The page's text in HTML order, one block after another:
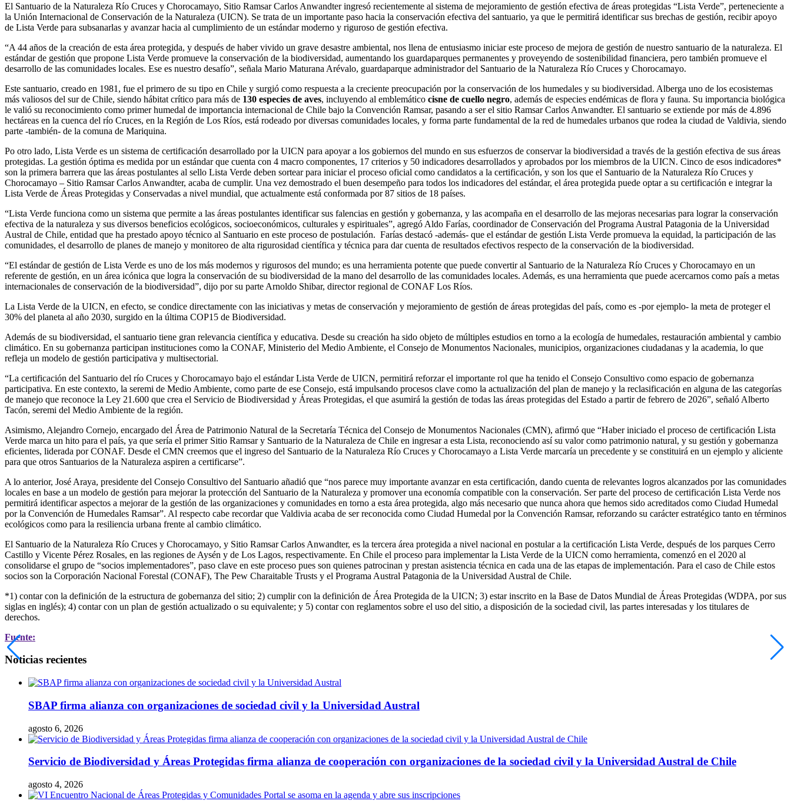
El Santuario de la Naturaleza Río Cruces y Chorocamayo, Sitio Ramsar Carlos Anwandter ingresó recientemente al sistema de mejoramiento de gestión efectiva de áreas protegidas “Lista Verde”, perteneciente a
la Unión Internacional de Conservación de la Naturaleza (UICN). Se trata de un importante paso hacia la conservación efectiva del santuario, ya que le permitirá identificar sus brechas de gestión, recibir apoyo
de Lista Verde para subsanarlas y avanzar hacia al cumplimiento de un estándar moderno y riguroso de gestión efectiva.
“A 44 años de la creación de esta área protegida, y después de haber vivido un grave desastre ambiental, nos llena de entusiasmo iniciar este proceso de mejora de gestión de nuestro santuario de la naturaleza. El
estándar de gestión que propone Lista Verde promueve la conservación de la biodiversidad, aumentando los guardaparques permanentes y proveyendo de sostenibilidad financiera, pero también promueve el
desarrollo de las comunidades locales. Ese es nuestro desafío”, señala Mario Maturana Arévalo, guardaparque administrador del Santuario de la Naturaleza Río Cruces y Chorocamayo.
Este santuario, creado en 1981, fue el primero de su tipo en Chile y surgió como respuesta a la creciente preocupación por la conservación de los humedales y su biodiversidad. Alberga uno de los ecosistemas
más valiosos del sur de Chile, siendo hábitat crítico para más de 130 especies de aves, incluyendo al emblemático cisne de cuello negro, además de especies endémicas de flora y fauna. Su importancia biológica
le valió su reconocimiento como primer humedal de importancia internacional de Chile bajo la Convención Ramsar, pasando a ser el sitio Ramsar Carlos Anwandter. El santuario se extiende por más de 4.896
hectáreas en la cuenca del río Cruces, en la Región de Los Ríos, está rodeado por diversas comunidades locales, y forma parte fundamental de la red de humedales urbanos que rodea la ciudad de Valdivia, siendo
parte -también- de la comuna de Mariquina.
Po otro lado, Lista Verde es un sistema de certificación desarrollado por la UICN para apoyar a los gobiernos del mundo en sus esfuerzos de conservar la biodiversidad a través de la gestión efectiva de sus áreas
protegidas. La gestión óptima es medida por un estándar que cuenta con 4 macro componentes, 17 criterios y 50 indicadores desarrollados y aprobados por los miembros de la UICN. Cinco de esos indicadores*
son la primera barrera que las áreas postulantes al sello Lista Verde deben sortear para iniciar el proceso oficial como candidatos a la certificación, y son los que el Santuario de la Naturaleza Río Cruces y
Chorocamayo – Sitio Ramsar Carlos Anwandter, acaba de cumplir. Una vez demostrado el buen desempeño para todos los indicadores del estándar, el área protegida puede optar a su certificación e integrar la
Lista Verde de Áreas Protegidas y Conservadas a nivel mundial, que actualmente está conformada por 87 sitios de 18 países.
“Lista Verde funciona como un sistema que permite a las áreas postulantes identificar sus falencias en gestión y gobernanza, y las acompaña en el desarrollo de las mejoras necesarias para lograr la conservación
efectiva de la naturaleza y sus diversos beneficios ecológicos, socioeconómicos, culturales y espirituales”, agregó Aldo Farías, coordinador de Conservación del Programa Austral Patagonia de la Universidad
Austral de Chile, entidad que ha prestado apoyo técnico al Santuario en este proceso de postulación. Farías destacó -además- que el estándar de gestión Lista Verde promueva la equidad, la participación de las
comunidades, el desarrollo de planes de manejo y monitoreo de alta rigurosidad científica y técnica para dar cuenta de resultados efectivos respecto de la conservación de la biodiversidad.
“El estándar de gestión de Lista Verde es uno de los más modernos y rigurosos del mundo; es una herramienta potente que puede convertir al Santuario de la Naturaleza Río Cruces y Chorocamayo en un
referente de gestión, en un área icónica que logra la conservación de su biodiversidad de la mano del desarrollo de las comunidades locales. Además, es una herramienta que puede acercarnos como país a metas
internacionales de conservación de la biodiversidad”, dijo por su parte Arnoldo Shibar, director regional de CONAF Los Ríos.
La Lista Verde de la UICN, en efecto, se condice directamente con las iniciativas y metas de conservación y mejoramiento de gestión de áreas protegidas del país, como es -por ejemplo- la meta de proteger el
30% del planeta al año 2030, surgido en la última COP15 de Biodiversidad.
Además de su biodiversidad, el santuario tiene gran relevancia científica y educativa. Desde su creación ha sido objeto de múltiples estudios en torno a la ecología de humedales, restauración ambiental y cambio
climático. En su gobernanza participan instituciones como la CONAF, Ministerio del Medio Ambiente, el Consejo de Monumentos Nacionales, municipios, organizaciones ciudadanas y la academia, lo que
refleja un modelo de gestión participativa y multisectorial.
“La certificación del Santuario del río Cruces y Chorocamayo bajo el estándar Lista Verde de UICN, permitirá reforzar el importante rol que ha tenido el Consejo Consultivo como espacio de gobernanza
participativa. En este contexto, la seremi de Medio Ambiente, como parte de ese Consejo, está impulsando procesos clave como la actualización del plan de manejo y la reclasificación en alguna de las categorías
de manejo que reconoce la Ley 21.600 que crea el Servicio de Biodiversidad y Áreas Protegidas, el que asumirá la gestión de todas las áreas protegidas del Estado a partir de febrero de 2026”, señaló Alberto
Tacón, seremi del Medio Ambiente de la región.
Asimismo, Alejandro Cornejo, encargado del Área de Patrimonio Natural de la Secretaría Técnica del Consejo de Monumentos Nacionales (CMN), afirmó que “Haber iniciado el proceso de certificación Lista
Verde marca un hito para el país, ya que sería el primer Sitio Ramsar y Santuario de la Naturaleza de Chile en ingresar a esta Lista, reconociendo así su valor como patrimonio natural, y su gestión y gobernanza
eficientes, liderada por CONAF. Desde el CMN creemos que el ingreso del Santuario de la Naturaleza Río Cruces y Chorocamayo a Lista Verde marcaría un precedente y se constituirá en un ejemplo y aliciente
para que otros Santuarios de la Naturaleza aspiren a certificarse”.
A lo anterior, José Araya, presidente del Consejo Consultivo del Santuario añadió que “nos parece muy importante avanzar en esta certificación, dando cuenta de relevantes logros alcanzados por las comunidades
locales en base a un modelo de gestión para mejorar la protección del Santuario de la Naturaleza y promover una economía compatible con la conservación. Ser parte del proceso de certificación Lista Verde nos
permitirá identificar aspectos a mejorar de la gestión de las organizaciones y comunidades en torno a esta área protegida, algo más necesario que nunca ahora que hemos sido acreditados como Ciudad Humedal
por la Convención de Humedales Ramsar”. Al respecto cabe recordar que Valdivia acaba de ser reconocida como Ciudad Humedal por la Convención Ramsar, reforzando su carácter estratégico tanto en términos
ecológicos como para la resiliencia urbana frente al cambio climático.
El Santuario de la Naturaleza Río Cruces y Chorocamayo, y Sitio Ramsar Carlos Anwandter, es la tercera área protegida a nivel nacional en postular a la certificación Lista Verde, después de los parques Cerro
Castillo y Vicente Pérez Rosales, en las regiones de Aysén y de Los Lagos, respectivamente. En Chile el proceso para implementar la Lista Verde de la UICN como herramienta, comenzó en el 2020 al
consolidarse el grupo de “socios implementadores”, paso clave en este proceso pues son quienes patrocinan y prestan asistencia técnica en cada una de las etapas de implementación. Para el caso de Chile estos
socios son la Corporación Nacional Forestal (CONAF), The Pew Charaitable Trusts y el Programa Austral Patagonia de la Universidad Austral de Chile.
*1) contar con la definición de la estructura de gobernanza del sitio; 2) cumplir con la definición de Área Protegida de la UICN; 3) estar inscrito en la Base de Datos Mundial de Áreas Protegidas (WDPA, por sus
siglas en inglés); 4) contar con un plan de gestión actualizado o su equivalente; y 5) contar con reglamentos sobre el uso del sitio, a disposición de la sociedad civil, las partes interesadas y los titulares de
derechos.
Fuente:
Noticias recientes
SBAP firma alianza con organizaciones de sociedad civil y la Universidad Austral
agosto 6, 2026
Servicio de Biodiversidad y Áreas Protegidas firma alianza de cooperación con organizaciones de la sociedad civil y la Universidad Austral de Chile
agosto 4, 2026